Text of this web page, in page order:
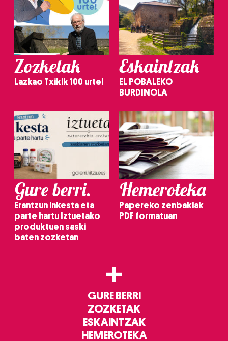
Zozketak
Lazkao Txikik 100 urte!
Eskaintzak
EL POBALEKO
BURDINOLA
Gure berri.
Erantzun inkesta eta
parte hartu Iztuetako
produktuen saski
baten zozketan
Hemeroteka
Papereko zenbakiak
PDF formatuan
+
GURE BERRI
ZOZKETAK
ESKAINTZAK
HEMEROTEKA